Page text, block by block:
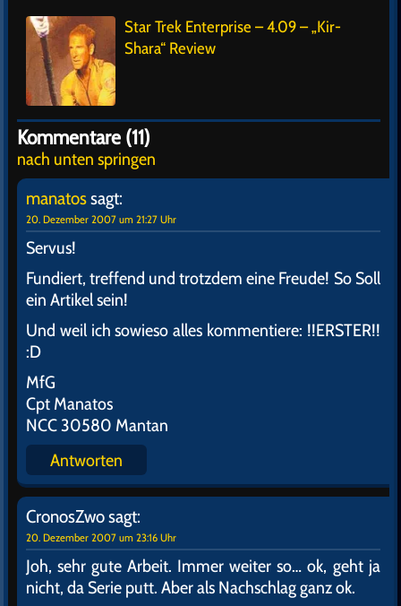
Star Trek Enterprise – 4.09 – „Kir-
Shara“ Review
Kommentare (11)
nach unten springen
manatossagt:
20. Dezember 2007 um 21:27 Uhr
Servus!
Fundiert, treffend und trotzdem eine Freude! So Soll
ein Artikel sein!
Und weil ich sowieso alles kommentiere: !!ERSTER!!
:D
MfG
Cpt Manatos
NCC 30580 Mantan
Antworten
CronosZwosagt:
20. Dezember 2007 um 23:16 Uhr
Joh, sehr gute Arbeit. Immer weiter so… ok, geht ja
nicht, da Serie putt. Aber als Nachschlag ganz ok.